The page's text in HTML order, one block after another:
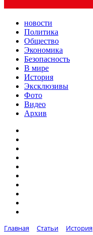
новости
Политика
Общество
Экономика
Безопасность
В мире
История
Эксклюзивы
Фото
Видео
Архив
Главная Статьи История